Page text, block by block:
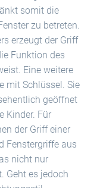
somit die
zu betreten.
erzeugt der Griff
Funktion des
Eine weitere
mit Schlüssel. Sie
geöffnet
Kinder. Für
der Griff einer
Fenstergriffe aus
nicht nur
Geht es jedoch